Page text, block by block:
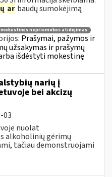
ar baudų sumokėjimą
mokestinės nepriemokos atidėjimas
Prašymai, pažymos ir
užsakymas ir prašymų
išdėstyti mokestinę
narių į
bei akcizų
03
nuolat
alkoholinių gėrimų
tačiau demonstruojami